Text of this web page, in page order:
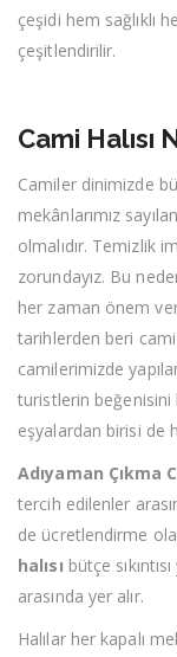
çeşidi hem sağlıklı
çeşitlendirilir.
Cami Halısı
Camiler dinimizde
mekânlarımız
olmalıdır. Temizlik
zorundayız. Bu
her zaman önem
tarihlerden beri
camilerimizde
turistlerin beğenisini
eşyalardan birisi de
Adıyaman Çıkma
tercih edilenler
de ücretlendirme
halısı bütçe
arasında yer alır.
Halılar her kapalı